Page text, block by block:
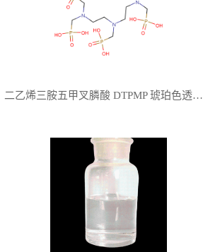
二乙烯三胺五甲叉膦酸 DTPMP 琥珀色透明液体